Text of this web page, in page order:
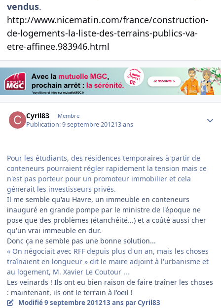
vendus.
http://www.nicematin.com/france/construction-
de-logements-la-liste-des-terrains-publics-va-
etre-affinee.983946.html
Cyril83 Membre
Publication:9 septembre 201213 ans
Pour les étudiants, des résidences temporaires à partir de
conteneurs pourraient régler rapidement la tension mais ce
n'est pas porteur pour un promoteur immobilier et cela
génerait les investisseurs privés.
Il me semble qu'au Havre, un immeuble en conteneurs
inauguré en grande pompe par le ministre de l'époque ne
pose que des problèmes (étanchéité...) et a coûté aussi cher
qu'un vrai immeuble en dur.
Donc ça ne semble pas une bonne solution...
« On négociait avec RFF depuis plus d'un an, mais les choses
traînaient en longueur » dit le maire adjoint à l'urbanisme et
au logement, M. Xavier Le Coutour ...
Les veinards ! Ils ont eu bien raison de faire traîner les choses
: maintenant, ils ont le terrain à l'oeil !
Modifié9 septembre 201213 ans par Cyril83